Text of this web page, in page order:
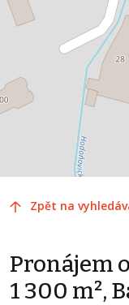
Zpět na
Pronájem
1 300 m²,